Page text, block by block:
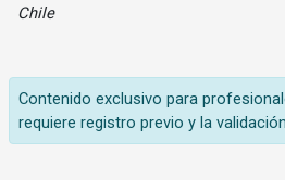
Chile
Contenido exclusivo para
requiere registro previo y la